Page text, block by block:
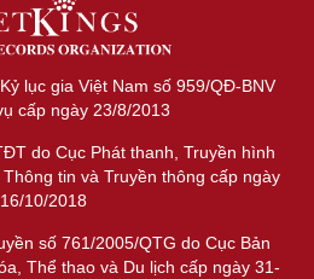
lục gia Việt Nam số 959/QĐ-BNV
cấp ngày 23/8/2013
do Cục Phát thanh, Truyền hình
tin và Truyền thông cấp ngày
16/10/2018
số 761/2005/QTG do Cục Bản
Thể thao và Du lịch cấp ngày 31-